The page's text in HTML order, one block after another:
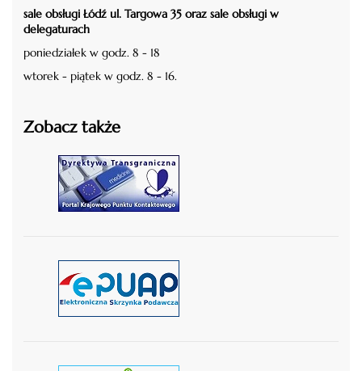
sale obsługi Łódź ul. Targowa 35 oraz sale obsługi w
delegaturach
poniedziałek w godz. 8 - 18
wtorek - piątek w godz. 8 - 16.
Zobacz także
czytaj więcej
czytaj więcej